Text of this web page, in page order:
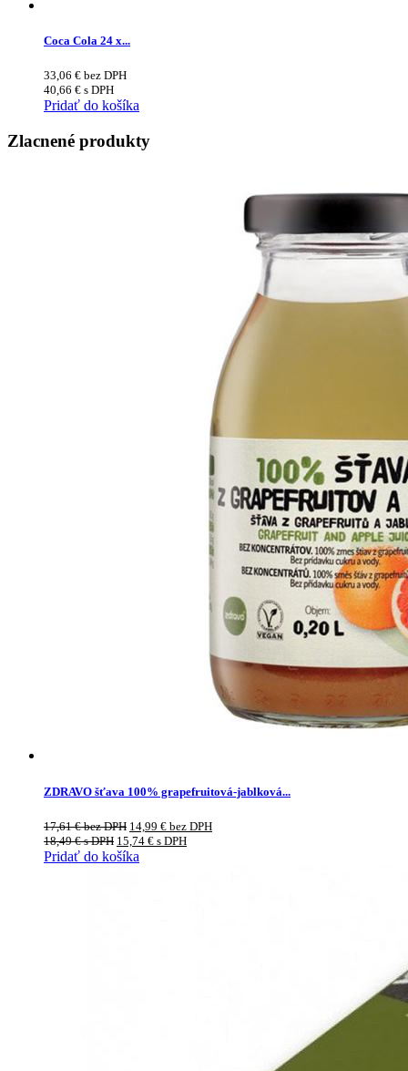
Coca Cola 24 x...
33,06 € bez DPH
40,66 € s DPH
Pridať do košíka
Zlacnené produkty
ZDRAVO šťava 100% grapefruitová-jablková...
17,61€bez DPH 14,99 € bez DPH
18,49€s DPH 15,74 € s DPH
Pridať do košíka